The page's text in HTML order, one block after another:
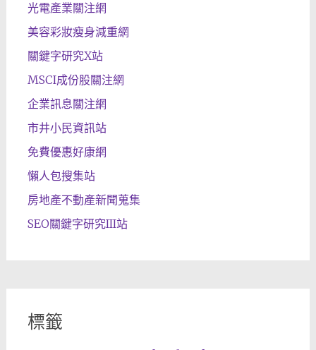
光電產業關注網
美容彩妝瘦身減重網
關鍵字研究X站
MSCI成份股關注網
企業訊息關注網
市井小民資訊站
免費優惠好康網
懶人包搜集站
房地產不動產新聞蒐集
SEO關鍵字研究III站
標籤